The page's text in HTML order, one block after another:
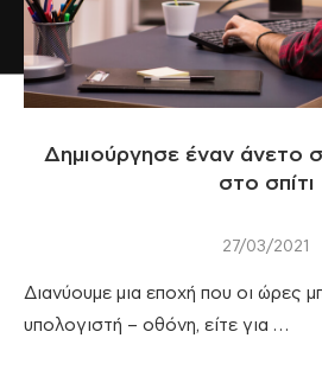
Δημιούργησε έναν άνετο
στο σπίτι
27/03/2021
Διανύουμε μια εποχή που οι ώρες
υπολογιστή – οθόνη, είτε για …